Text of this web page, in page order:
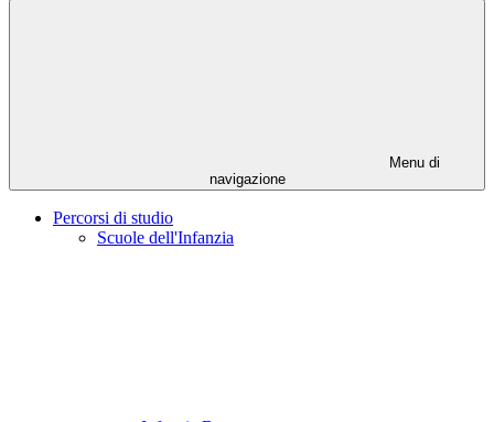
Menu di
navigazione
Percorsi di studio
Scuole dell'Infanzia